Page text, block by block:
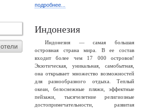
подробнее...
отели
Индонезия
Индонезия — самая большая
островная страна мира. В ее состав
входит более чем 17 000 островов!
Экзотическая, уникальная, самобытная,
она открывает множество возможностей
для разнообразного отдыха. Теплый
океан, белоснежные пляжи, эффектные
пейзажи, тысячелетние религиозные
достопримечательности, развитая